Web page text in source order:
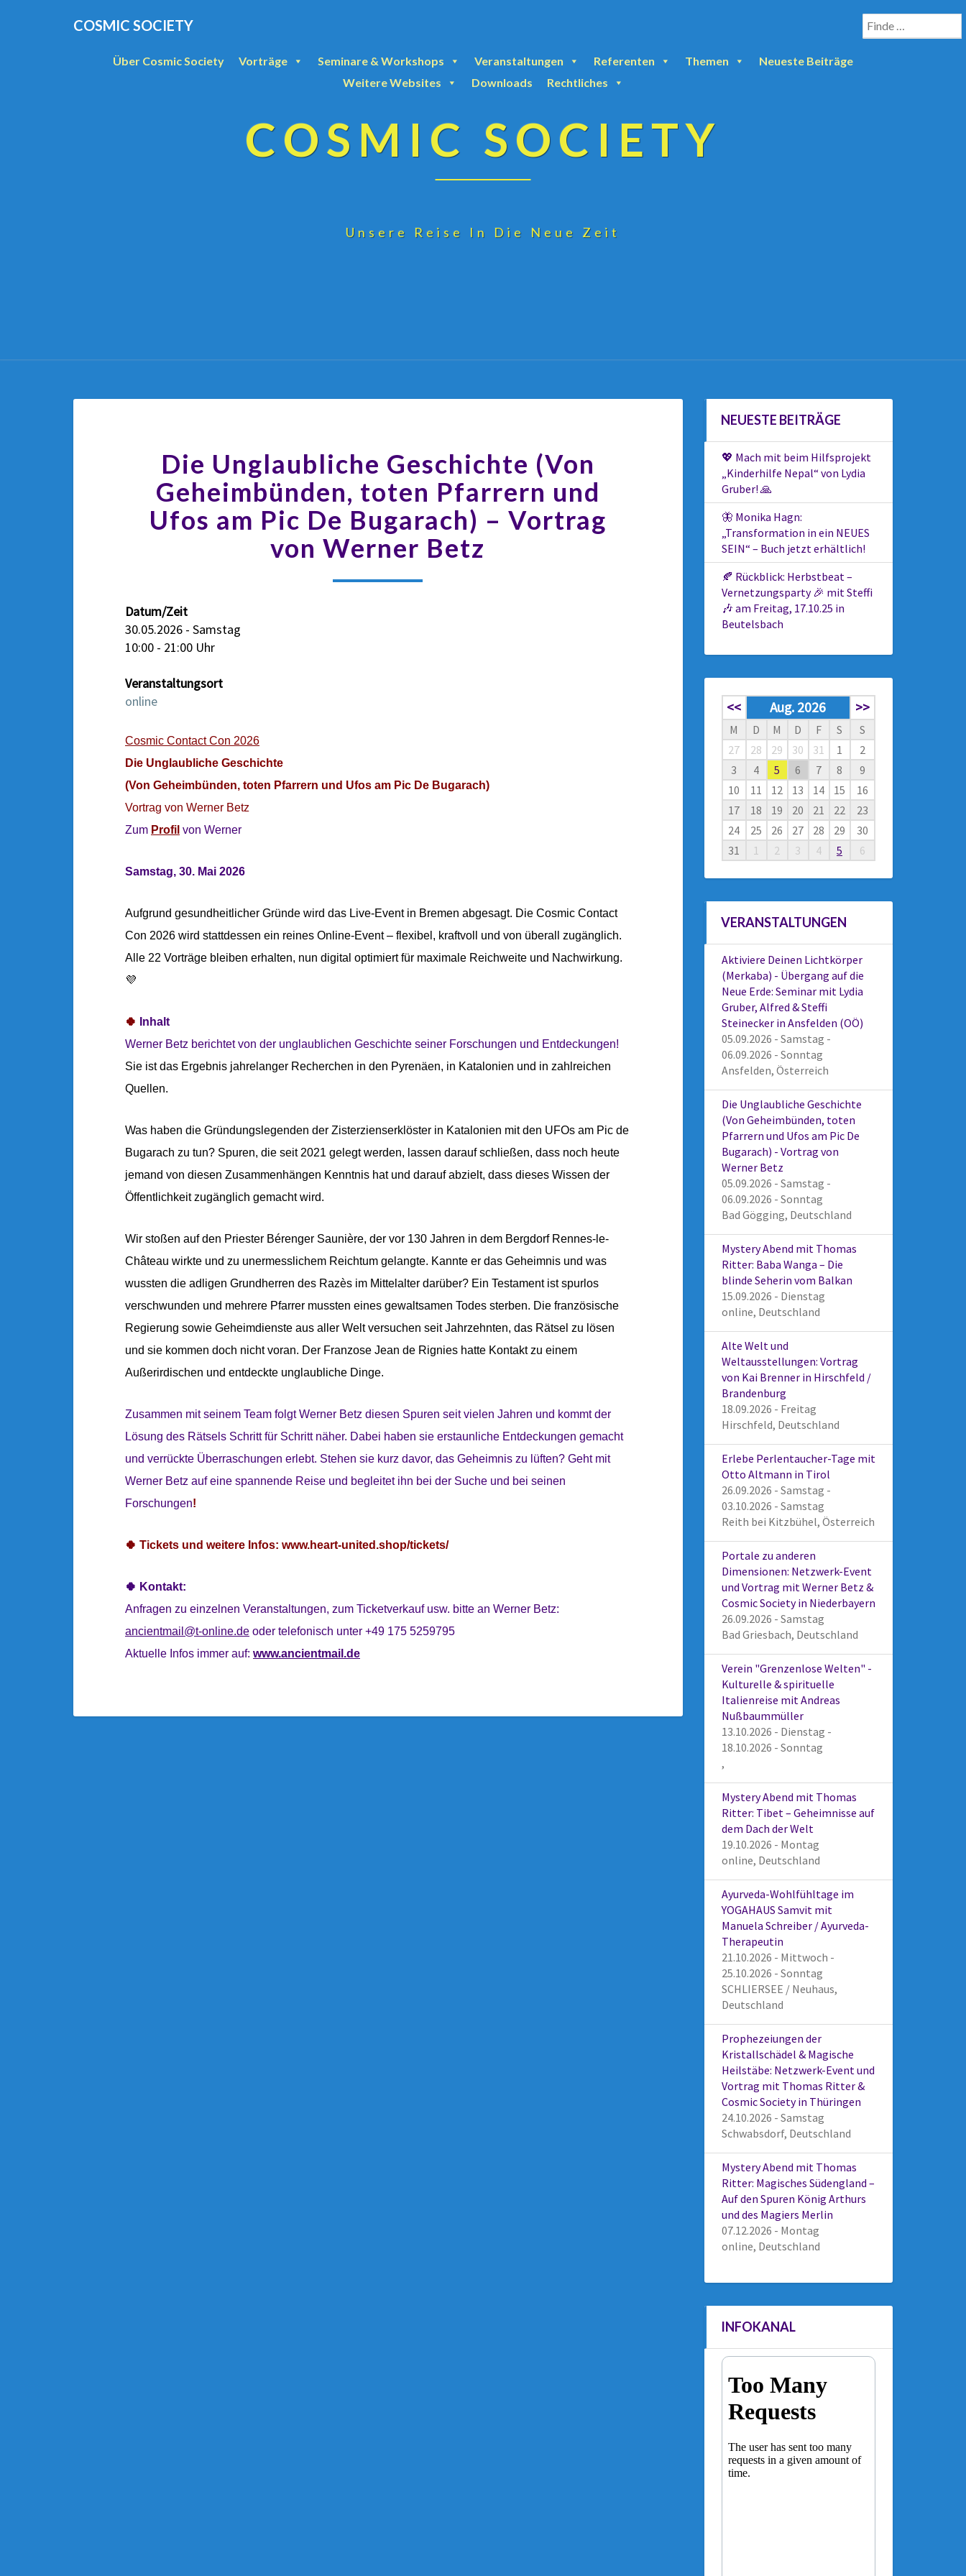
COSMIC SOCIETY
Über Cosmic Society Vorträge Seminare & Workshops Veranstaltungen Referenten Themen
Neueste Beiträge
Weitere Websites
Downloads Rechtliches
COSMIC SOCIETY
Unsere Reise In Die Neue Zeit
Die Unglaubliche Geschichte (Von
Geheimbünden, toten Pfarrern und
Ufos am Pic De Bugarach) – Vortrag
von Werner Betz
Datum/Zeit
30.05.2026 - Samstag
10:00 - 21:00 Uhr
Veranstaltungsort
online
Cosmic Contact Con 2026
Die Unglaubliche Geschichte
(Von Geheimbünden, toten Pfarrern und Ufos am Pic De Bugarach)
Vortrag von Werner Betz
Zum Profi von Werner
Samstag, 30. Mai 2026
Aufgrund gesundheitlicher Gründe wird das Live-Event in Bremen abgesagt. Die Cosmic Contact
Con 2026 wird stattdessen ein reines Online-Event – flexibel, kraftvoll und von überall zugänglich.
Alle 22 Vorträge bleiben erhalten, nun digital optimiert für maximale Reichweite und Nachwirkung.
💜
🍀
Inhalt
Werner Betz berichtet von der unglaublichen Geschichte seiner Forschungen und Entdeckungen!
Sie ist das Ergebnis jahrelanger Recherchen in den Pyrenäen, in Katalonien und in zahlreichen
Quellen.
Was haben die Gründungslegenden der Zisterzienserklöster in Katalonien mit den UFOs am Pic de
Bugarach zu tun? Spuren, die seit 2021 gelegt werden, lassen darauf schließen, dass noch heute
jemand von diesen Zusammenhängen Kenntnis hat und darauf abzielt, dass dieses Wissen der
Öffentlichkeit zugänglich gemacht wird.
Wir stoßen auf den Priester Bérenger Saunière, der vor 130 Jahren in dem Bergdorf Rennes-le-
Château wirkte und zu unermesslichem Reichtum gelangte. Kannte er das Geheimnis und was
wussten die adligen Grundherren des Razès im Mittelalter darüber? Ein Testament ist spurlos
verschwunden und mehrere Pfarrer mussten eines gewaltsamen Todes sterben. Die französische
Regierung sowie Geheimdienste aus aller Welt versuchen seit Jahrzehnten, das Rätsel zu lösen
und sie kommen doch nicht voran. Der Franzose Jean de Rignies hatte Kontakt zu einem
Außerirdischen und entdeckte unglaubliche Dinge.
Zusammen mit seinem Team folgt Werner Betz diesen Spuren seit vielen Jahren und kommt der
Lösung des Rätsels Schritt für Schritt näher. Dabei haben sie erstaunliche Entdeckungen gemacht
und verrückte Überraschungen erlebt. Stehen sie kurz davor, das Geheimnis zu lüften? Geht mit
Werner Betz auf eine spannende Reise und begleitet ihn bei der Suche und bei seinen
Forschungen!
🍀 Tickets und weitere Infos: www.heart-united.shop/tickets/
🍀 Kontakt:
Anfragen zu einzelnen Veranstaltungen, zum Ticketverkauf usw. bitte an Werner Betz:
ancientmail@t-online.de oder telefonisch unter +49 175 5259795
Aktuelle Infos immer auf: www.ancientmail.de
NEUESTE BEITRÄGE
💖 Mach mit beim Hilfsprojekt
„Kinderhilfe Nepal“ von Lydia
Gruber! 🙏
🦋 Monika Hagn:
„Transformation in ein NEUES
SEIN“ – Buch jetzt erhältlich!
🍂 Rückblick: Herbstbeat –
Vernetzungsparty 🎉 mit Steffi
🎶 am Freitag, 17.10.25 in
Beutelsbach
<< Aug. 2026 >>
M D M D F S
S
27
28 29 30 31 1
2
3
4 5 6 7 8
9
10
11 12 13 14 15
16
17
18 19 20 21 22
23
24
25 26 27 28 29
30
31
1 2 3 4 5 6
VERANSTALTUNGEN
Aktiviere Deinen Lichtkörper
(Merkaba) - Übergang auf die
Neue Erde: Seminar mit Lydia
Gruber, Alfred & Steffi
Steinecker in Ansfelden (OÖ)
05.09.2026 - Samstag -
06.09.2026 - Sonntag
Ansfelden, Österreich
Die Unglaubliche Geschichte
(Von Geheimbünden, toten
Pfarrern und Ufos am Pic De
Bugarach) - Vortrag von
Werner Betz
05.09.2026 - Samstag -
06.09.2026 - Sonntag
Bad Gögging, Deutschland
Mystery Abend mit Thomas
Ritter: Baba Wanga – Die
blinde Seherin vom Balkan
15.09.2026 - Dienstag
online, Deutschland
Alte Welt und
Weltausstellungen: Vortrag
von Kai Brenner in Hirschfeld /
Brandenburg
18.09.2026 - Freitag
Hirschfeld, Deutschland
Erlebe Perlentaucher-Tage mit
Otto Altmann in Tirol
26.09.2026 - Samstag -
03.10.2026 - Samstag
Reith bei Kitzbühel, Österreich
Portale zu anderen
Dimensionen: Netzwerk-Event
und Vortrag mit Werner Betz &
Cosmic Society in Niederbayern
26.09.2026 - Samstag
Bad Griesbach, Deutschland
Verein "Grenzenlose Welten" -
Kulturelle & spirituelle
Italienreise mit Andreas
Nußbaummüller
13.10.2026 - Dienstag -
18.10.2026 - Sonntag
,
Mystery Abend mit Thomas
Ritter: Tibet – Geheimnisse auf
dem Dach der Welt
19.10.2026 - Montag
online, Deutschland
Ayurveda-Wohlfühltage im
YOGAHAUS Samvit mit
Manuela Schreiber / Ayurveda-
Therapeutin
21.10.2026 - Mittwoch -
25.10.2026 - Sonntag
SCHLIERSEE / Neuhaus,
Deutschland
Prophezeiungen der
Kristallschädel & Magische
Heilstäbe: Netzwerk-Event und
Vortrag mit Thomas Ritter &
Cosmic Society in Thüringen
24.10.2026 - Samstag
Schwabsdorf, Deutschland
Mystery Abend mit Thomas
Ritter: Magisches Südengland –
Auf den Spuren König Arthurs
und des Magiers Merlin
07.12.2026 - Montag
online, Deutschland
INFOKANAL